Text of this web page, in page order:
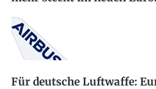
Für deutsche Luftwaffe: